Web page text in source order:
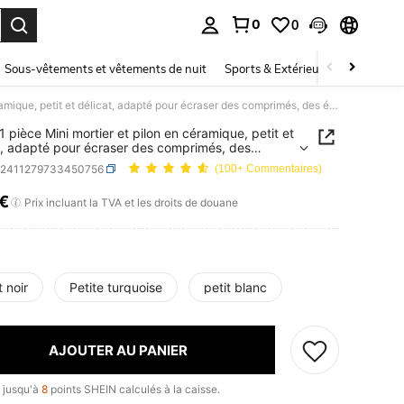
0 0
Sous-vêtements et vêtements de nuit Sports & Extérieur Enfants
GDCZ 1 pièce Mini mortier et pilon en céramique, petit et délicat, adapté pour écraser des comprimés, des épices, de l'ail dans la cuisine de la maison, compatible lave-vaisselle
pièce Mini mortier et pilon en céramique, petit et
adapté pour écraser des comprimés, des
de l'ail dans la cuisine de la maison, compatible
(100+ Commentaires)
AND AVAILABILITY
Prix incluant la TVA et les droits de douane
noir Petite turquoise petit blanc
AJOUTER AU PANIER
jusqu'à 8 points SHEIN calculés à la caisse.